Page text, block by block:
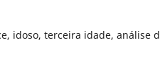
idoso, terceira idade, análise